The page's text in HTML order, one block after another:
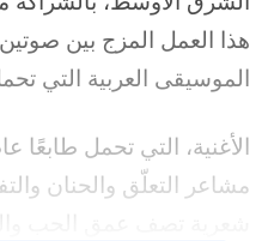
هذا العمل المزج بين
الموسيقى العربية التي
الأغنية، التي تحمل
مشاعر التعلّق والحنان